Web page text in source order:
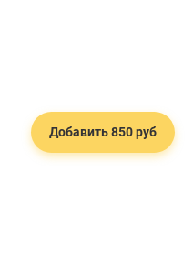
Добавить 850 руб